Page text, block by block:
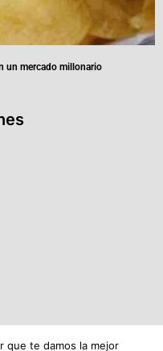
un mercado millonario
que te damos la mejor